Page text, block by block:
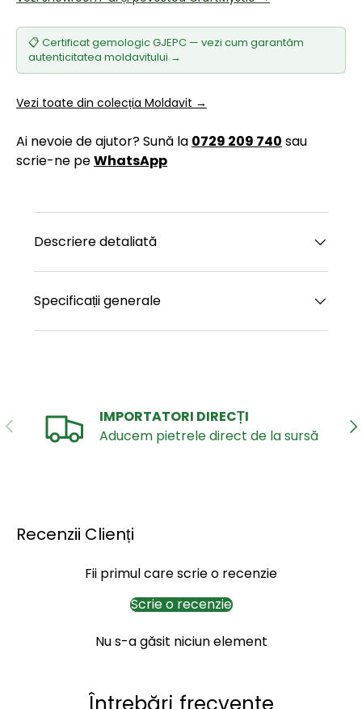
📋 Certificat gemologic GJEPC — vezi cum garantăm
autenticitatea moldavitului →
Vezi toate din colecția Moldavit →
Ai nevoie de ajutor? Sună la 0729 209 740 sau
scrie-ne peWhatsApp
Descriere detaliată
Specificații generale
ANTERIOR
IMPORTATORI DIRECȚI
Aducem pietrele direct de la sursă
Recenzii Clienți
Fii primul care scrie o recenzie
Scrie o recenzie
Nu s-a găsit niciun element